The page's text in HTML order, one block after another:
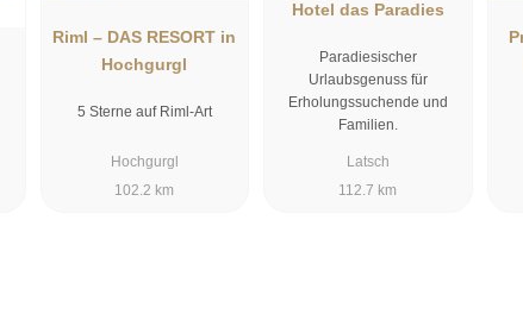
Riml – DAS RESORT in
Hochgurgl
5 Sterne auf Riml-Art
Hochgurgl
102.2 km
Hotel das Paradies
Paradiesischer
Urlaubsgenuss für
Erholungssuchende und
Familien.
Latsch
112.7 km